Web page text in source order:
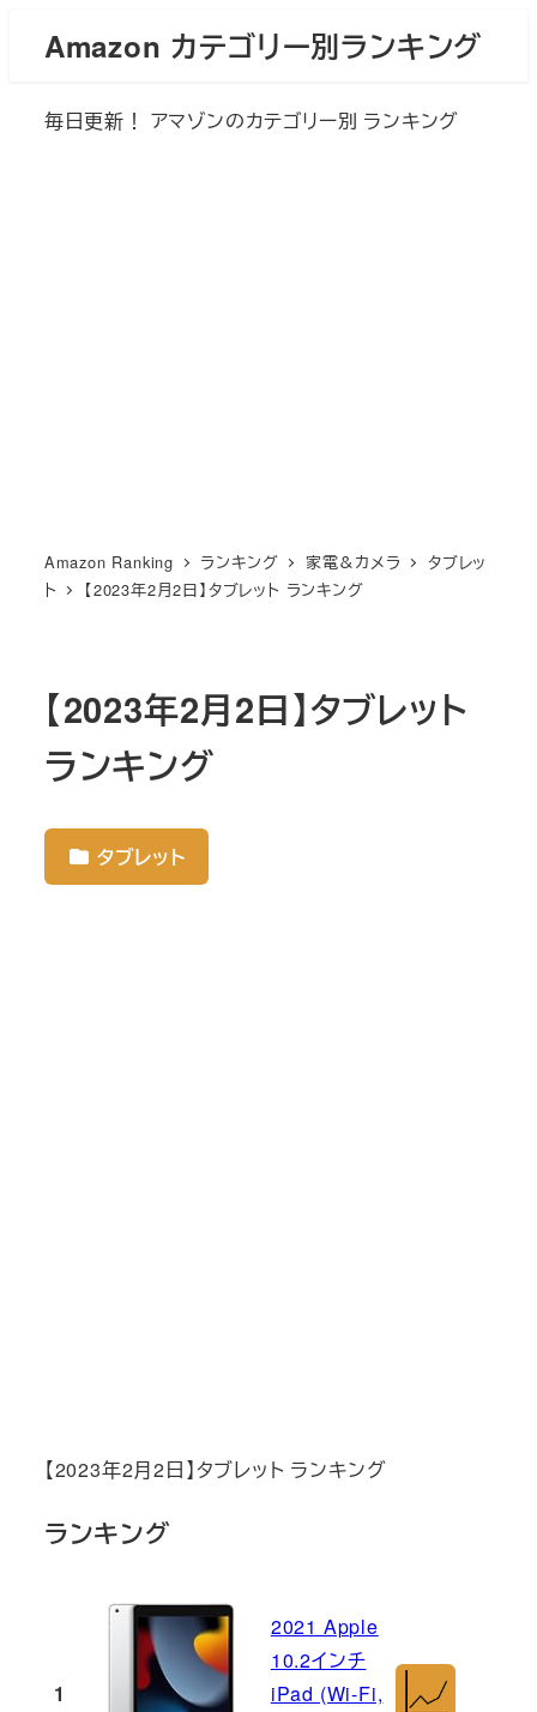
Amazon カテゴリー別ランキング
毎日更新！ アマゾンのカテゴリー別 ランキング
Amazon Ranking ランキング 家電＆カメラ
タブレッ
ト
【2023年2月2日】タブレット ランキング
【2023年2月2日】タブレット
ランキング
タブレット
【2023年2月2日】タブレット ランキング
ランキング
1
2021 Apple
10.2インチ
iPad (Wi-Fi,